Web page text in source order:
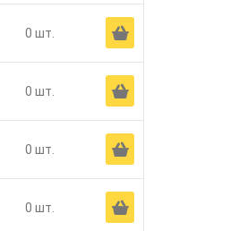
0 шт. Ä
0 шт. Ä
0 шт. Ä
0 шт. Ä